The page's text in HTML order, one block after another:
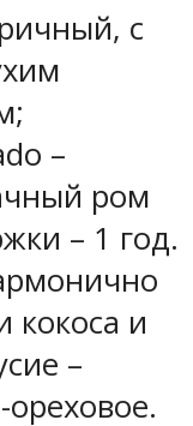
с
–
ром
– 1 год.
кокоса и
–